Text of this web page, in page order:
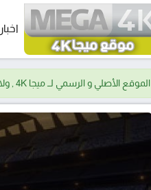
الموقع الأصلي و الرسمي لــ ميجا 4K , ولا يوجد لدينا موقع اخر.